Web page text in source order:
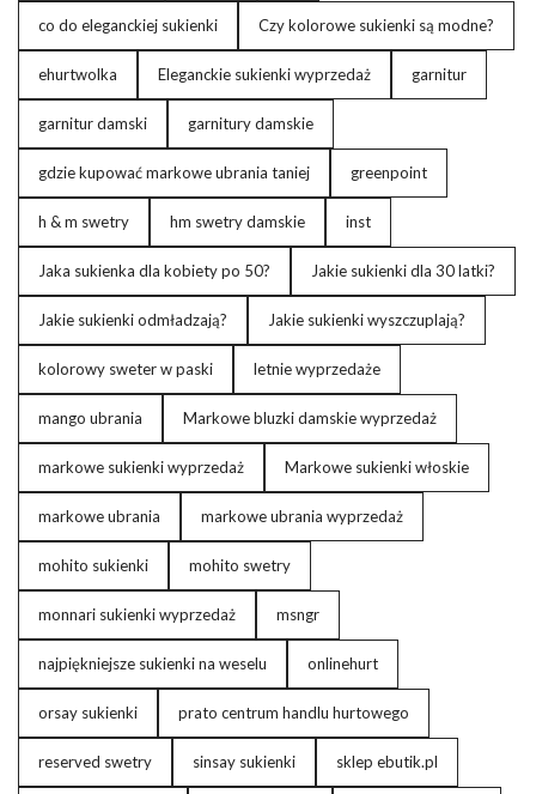
…
co do eleganckiej sukienki Czy kolorowe sukienki są modne?
ehurtwolka Eleganckie sukienki wyprzedaż garnitur
garnitur damski garnitury damskie
gdzie kupować markowe ubrania taniej greenpoint
h & m swetry hm swetry damskie inst
Jaka sukienka dla kobiety po 50? Jakie sukienki dla 30 latki?
Jakie sukienki odmładzają? Jakie sukienki wyszczuplają?
kolorowy sweter w paski letnie wyprzedaże
mango ubrania Markowe bluzki damskie wyprzedaż
markowe sukienki wyprzedaż Markowe sukienki włoskie
markowe ubrania markowe ubrania wyprzedaż
mohito sukienki mohito swetry
monnari sukienki wyprzedaż msngr
najpiękniejsze sukienki na weselu onlinehurt
orsay sukienki prato centrum handlu hurtowego
reserved swetry sinsay sukienki sklep ebutik.pl